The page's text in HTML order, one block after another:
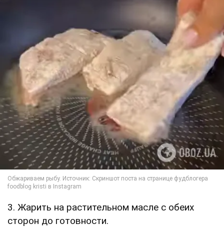
3. Жарить на растительном масле с обеих
сторон до готовности.